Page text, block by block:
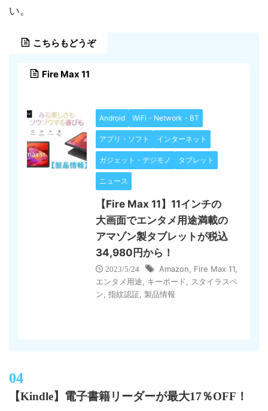
い。
こちらもどうぞ
Fire Max 11
Android WiFi・Network・BT
アプリ・ソフト インターネット
ガジェット・デジモノ タブレット
ニュース
【Fire Max 11】11インチの
大画面でエンタメ用途満載の
アマゾン製タブレットが税込
34,980円から！
2023/5/24 Amazon, Fire Max 11,
エンタメ用途, キーボード, スタイラスペ
ン, 指紋認証, 製品情報
【Kindle】電子書籍リーダーが最大17％OFF！